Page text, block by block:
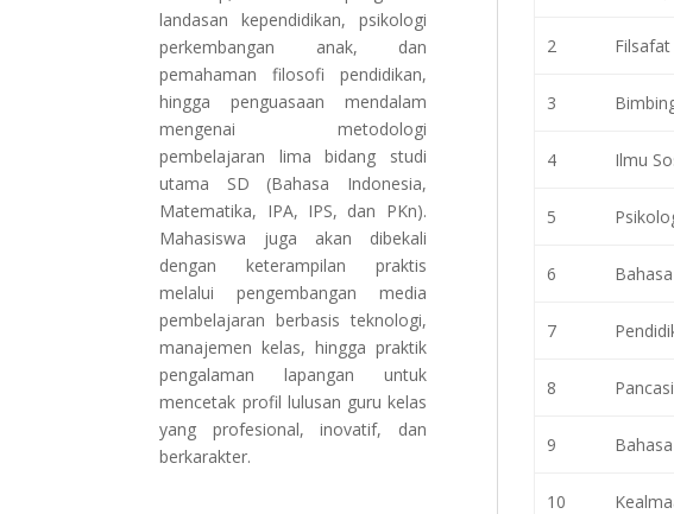
landasan kependidikan, psikologi
perkembangan anak, dan
pemahaman filosofi pendidikan,
hingga penguasaan mendalam
mengenai metodologi
pembelajaran lima bidang studi
utama SD (Bahasa Indonesia,
Matematika, IPA, IPS, dan PKn).
Mahasiswa juga akan dibekali
dengan keterampilan praktis
melalui pengembangan media
pembelajaran berbasis teknologi,
manajemen kelas, hingga praktik
pengalaman lapangan untuk
mencetak profil lulusan guru kelas
yang profesional, inovatif, dan
berkarakter.
2
3
4 Ilmu
5
6
7
8
9
10